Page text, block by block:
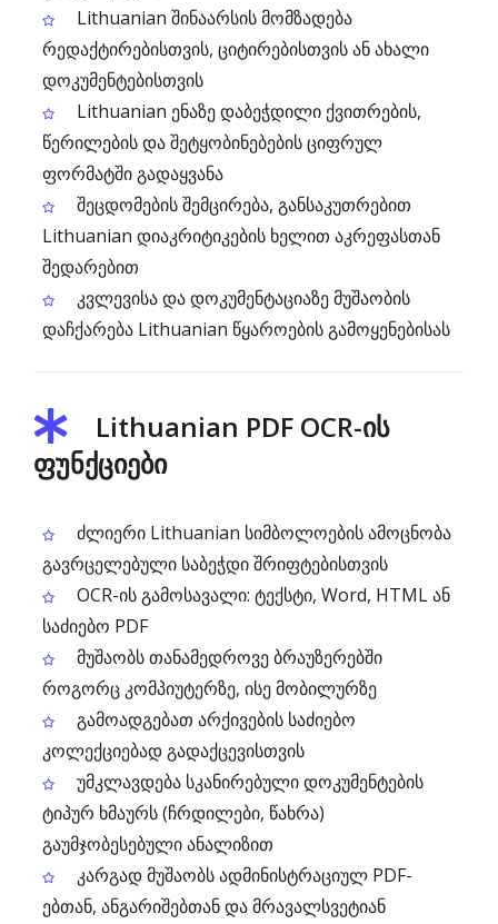
Lithuanian შინაარსის მომზადება
რედაქტირებისთვის, ციტირებისთვის ან ახალი
დოკუმენტებისთვის
Lithuanian ენაზე დაბეჭდილი ქვითრების,
წერილების და შეტყობინებების ციფრულ
ფორმატში გადაყვანა
შეცდომების შემცირება, განსაკუთრებით
Lithuanian დიაკრიტიკების ხელით აკრეფასთან
შედარებით
კვლევისა და დოკუმენტაციაზე მუშაობის
დაჩქარება Lithuanian წყაროების გამოყენებისას
Lithuanian PDF OCR-ის
ფუნქციები
ძლიერი Lithuanian სიმბოლოების ამოცნობა
გავრცელებული საბეჭდი შრიფტებისთვის
OCR-ის გამოსავალი: ტექსტი, Word, HTML ან
საძიებო PDF
მუშაობს თანამედროვე ბრაუზერებში
როგორც კომპიუტერზე, ისე მობილურზე
გამოადგებათ არქივების საძიებო
კოლექციებად გადაქცევისთვის
უმკლავდება სკანირებული დოკუმენტების
ტიპურ ხმაურს (ჩრდილები, წახრა)
გაუმჯობესებული ანალიზით
კარგად მუშაობს ადმინისტრაციულ PDF-
ებთან, ანგარიშებთან და მრავალსვეტიან